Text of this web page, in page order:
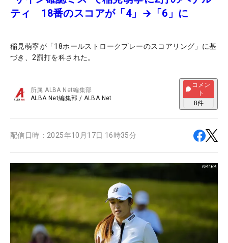
ティ 18番のスコアが「4」→「6」に
稲見萌寧が「18ホールストロークプレーのスコアリング」に基
づき、2罰打を科された。
所属ALBA Net編集部
ALBA Net編集部 / ALBA Net
コメン
ト
8件
配信日時： 2025年10月17日 16時35分